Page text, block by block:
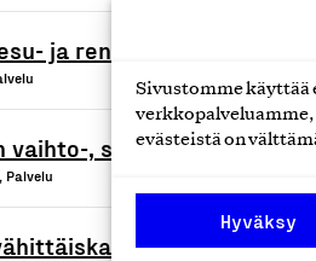
Sivustomme käyttää
evästeistä on
Hyväksy
ja rengaspalvelut
vaihto-, säilytys- ja
Palvelu
, vuokraus-